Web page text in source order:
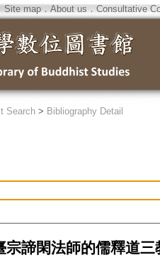
Site map．About us ． Consultative
Search > Bibliography Detail
宗諦閑法師的儒釋道